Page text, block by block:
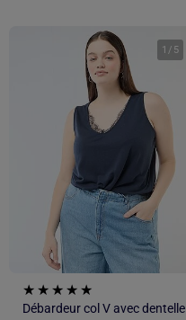
1 / 5
Débardeur col V avec dentelle